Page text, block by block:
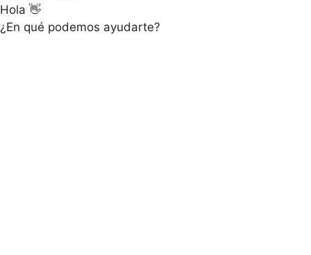
Hola 👋
¿En qué podemos ayudarte?